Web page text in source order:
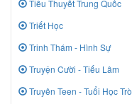
Tiểu Thuyết Trung Quốc
Triết Học
Trinh Thám - Hình Sự
Truyện Cười - Tiếu Lâm
Truyên Teen - Tuổi Học Trò